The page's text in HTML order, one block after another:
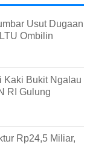
Usut Dugaan
Ombilin
Kaki Bukit Ngalau
RI Gulung
Rp24,5 Miliar,